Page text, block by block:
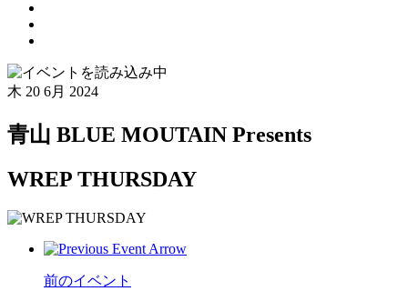
木 20 6月 2024
青山 BLUE MOUTAIN Presents
WREP THURSDAY
前のイベント